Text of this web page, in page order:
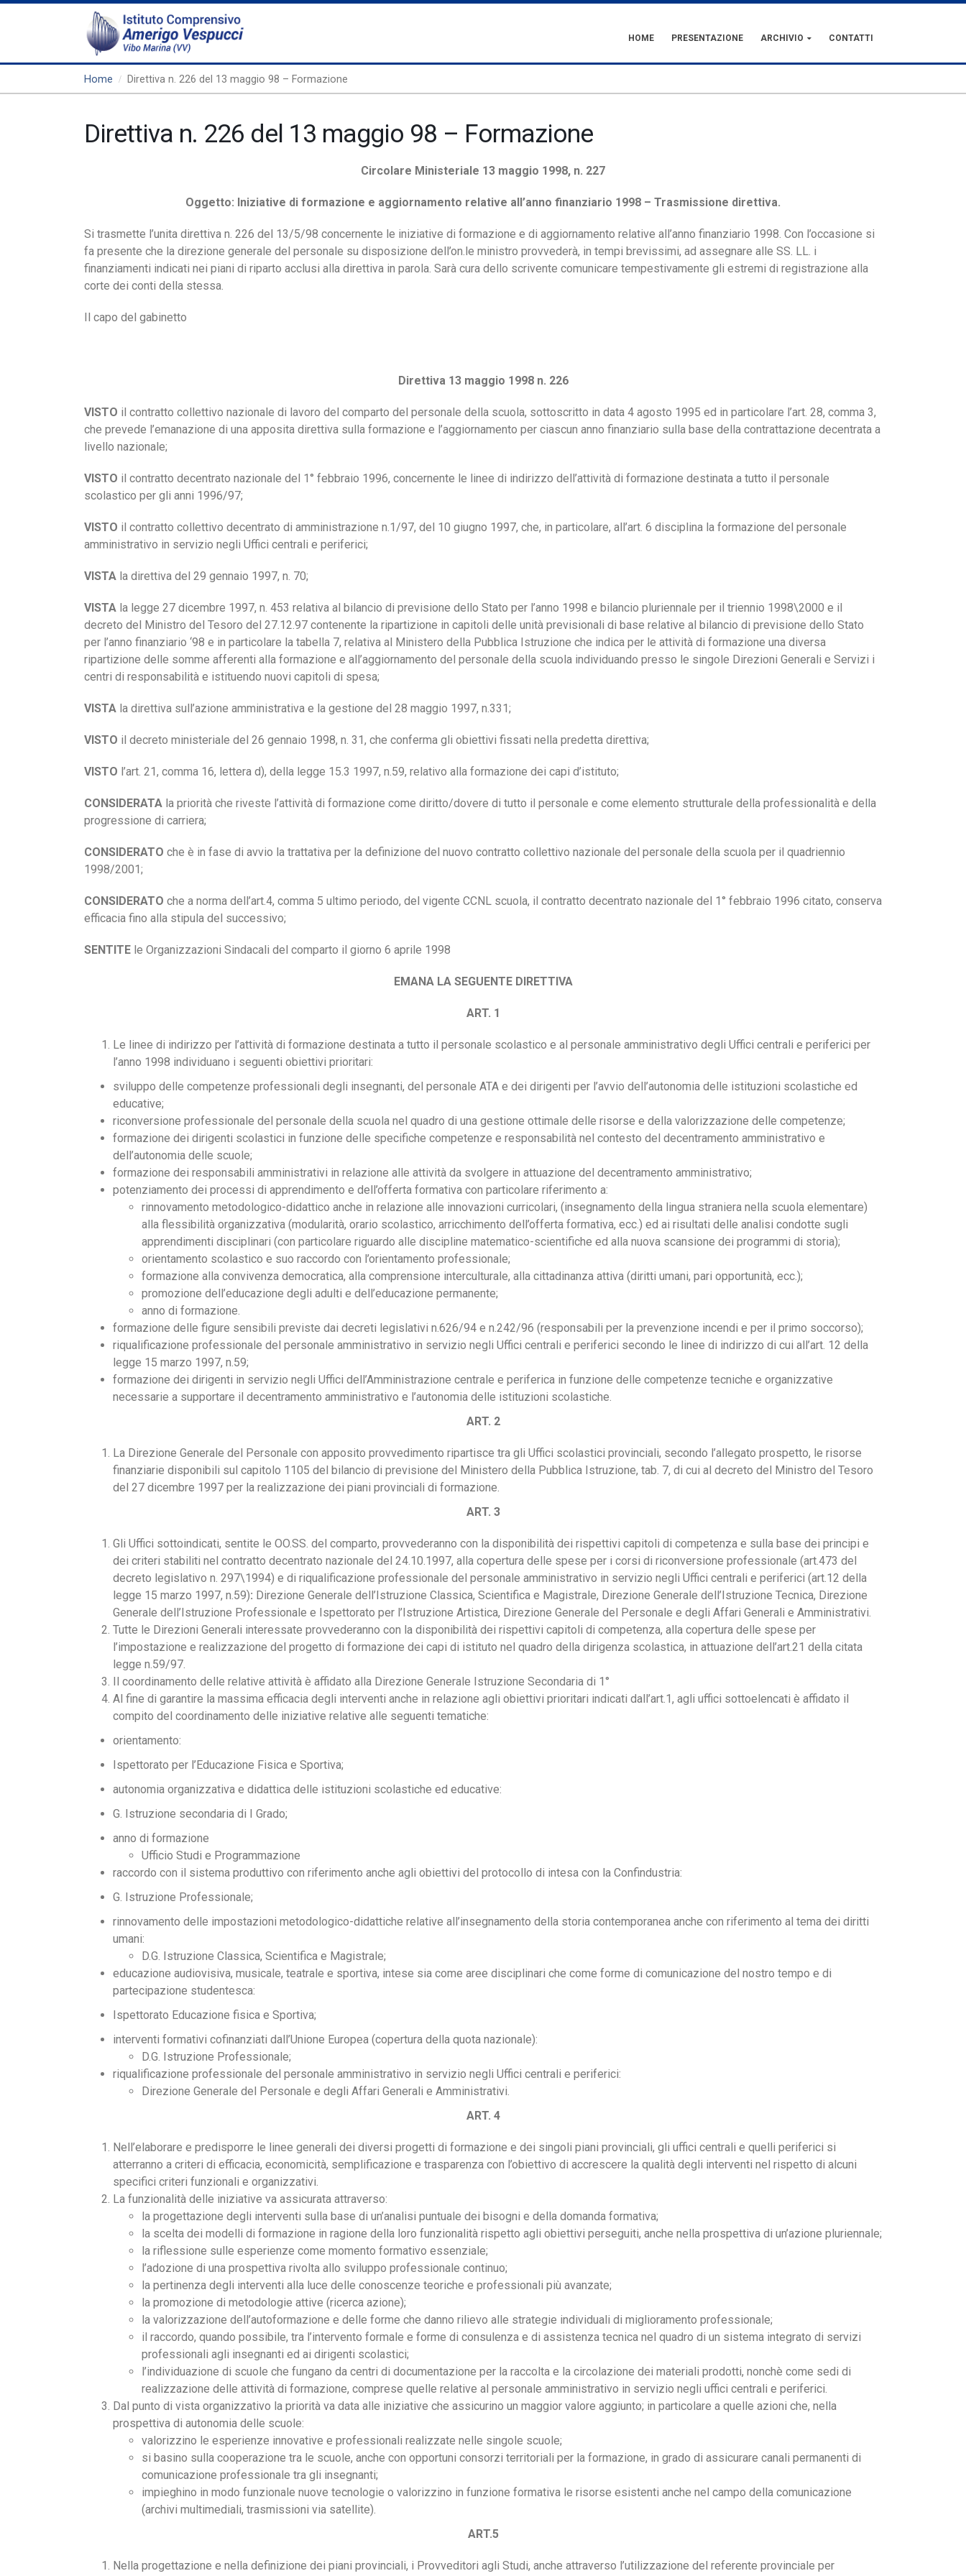
HOME PRESENTAZIONE ARCHIVIO CONTATTI
Home Direttiva n. 226 del 13 maggio 98 – Formazione
Direttiva n. 226 del 13 maggio 98 – Formazione
Circolare Ministeriale 13 maggio 1998, n. 227
Oggetto: Iniziative di formazione e aggiornamento relative all’anno finanziario 1998 – Trasmissione direttiva.
Si trasmette l’unita direttiva n. 226 del 13/5/98 concernente le iniziative di formazione e di aggiornamento relative all’anno finanziario 1998. Con l’occasione si
fa presente che la direzione generale del personale su disposizione dell’on.le ministro provvederà, in tempi brevissimi, ad assegnare alle SS. LL. i
finanziamenti indicati nei piani di riparto acclusi alla direttiva in parola. Sarà cura dello scrivente comunicare tempestivamente gli estremi di registrazione alla
corte dei conti della stessa.
Il capo del gabinetto
Direttiva 13 maggio 1998 n. 226
VISTO il contratto collettivo nazionale di lavoro del comparto del personale della scuola, sottoscritto in data 4 agosto 1995 ed in particolare l’art. 28, comma 3,
che prevede l’emanazione di una apposita direttiva sulla formazione e l’aggiornamento per ciascun anno finanziario sulla base della contrattazione decentrata a
livello nazionale;
VISTO il contratto decentrato nazionale del 1° febbraio 1996, concernente le linee di indirizzo dell’attività di formazione destinata a tutto il personale
scolastico per gli anni 1996/97;
VISTO il contratto collettivo decentrato di amministrazione n.1/97, del 10 giugno 1997, che, in particolare, all’art. 6 disciplina la formazione del personale
amministrativo in servizio negli Uffici centrali e periferici;
VISTA la direttiva del 29 gennaio 1997, n. 70;
VISTA la legge 27 dicembre 1997, n. 453 relativa al bilancio di previsione dello Stato per l’anno 1998 e bilancio pluriennale per il triennio 1998\2000 e il
decreto del Ministro del Tesoro del 27.12.97 contenente la ripartizione in capitoli delle unità previsionali di base relative al bilancio di previsione dello Stato
per l’anno finanziario ‘98 e in particolare la tabella 7, relativa al Ministero della Pubblica Istruzione che indica per le attività di formazione una diversa
ripartizione delle somme afferenti alla formazione e all’aggiornamento del personale della scuola individuando presso le singole Direzioni Generali e Servizi i
centri di responsabilità e istituendo nuovi capitoli di spesa;
VISTA la direttiva sull’azione amministrativa e la gestione del 28 maggio 1997, n.331;
VISTO il decreto ministeriale del 26 gennaio 1998, n. 31, che conferma gli obiettivi fissati nella predetta direttiva;
VISTO l’art. 21, comma 16, lettera d), della legge 15.3 1997, n.59, relativo alla formazione dei capi d’istituto;
CONSIDERATA la priorità che riveste l’attività di formazione come diritto/dovere di tutto il personale e come elemento strutturale della professionalità e della
progressione di carriera;
CONSIDERATO che è in fase di avvio la trattativa per la definizione del nuovo contratto collettivo nazionale del personale della scuola per il quadriennio
1998/2001;
CONSIDERATO che a norma dell’art.4, comma 5 ultimo periodo, del vigente CCNL scuola, il contratto decentrato nazionale del 1° febbraio 1996 citato, conserva
efficacia fino alla stipula del successivo;
SENTITE le Organizzazioni Sindacali del comparto il giorno 6 aprile 1998
EMANA LA SEGUENTE DIRETTIVA
ART. 1
Le linee di indirizzo per l’attività di formazione destinata a tutto il personale scolastico e al personale amministrativo degli Uffici centrali e periferici per
l’anno 1998 individuano i seguenti obiettivi prioritari:
sviluppo delle competenze professionali degli insegnanti, del personale ATA e dei dirigenti per l’avvio dell’autonomia delle istituzioni scolastiche ed
educative;
riconversione professionale del personale della scuola nel quadro di una gestione ottimale delle risorse e della valorizzazione delle competenze;
formazione dei dirigenti scolastici in funzione delle specifiche competenze e responsabilità nel contesto del decentramento amministrativo e
dell’autonomia delle scuole;
formazione dei responsabili amministrativi in relazione alle attività da svolgere in attuazione del decentramento amministrativo;
potenziamento dei processi di apprendimento e dell’offerta formativa con particolare riferimento a:
rinnovamento metodologico-didattico anche in relazione alle innovazioni curricolari, (insegnamento della lingua straniera nella scuola elementare)
alla flessibilità organizzativa (modularità, orario scolastico, arricchimento dell’offerta formativa, ecc.) ed ai risultati delle analisi condotte sugli
apprendimenti disciplinari (con particolare riguardo alle discipline matematico-scientifiche ed alla nuova scansione dei programmi di storia);
orientamento scolastico e suo raccordo con l’orientamento professionale;
formazione alla convivenza democratica, alla comprensione interculturale, alla cittadinanza attiva (diritti umani, pari opportunità, ecc.);
promozione dell’educazione degli adulti e dell’educazione permanente;
anno di formazione.
formazione delle figure sensibili previste dai decreti legislativi n.626/94 e n.242/96 (responsabili per la prevenzione incendi e per il primo soccorso);
riqualificazione professionale del personale amministrativo in servizio negli Uffici centrali e periferici secondo le linee di indirizzo di cui all’art. 12 della
legge 15 marzo 1997, n.59;
formazione dei dirigenti in servizio negli Uffici dell’Amministrazione centrale e periferica in funzione delle competenze tecniche e organizzative
necessarie a supportare il decentramento amministrativo e l’autonomia delle istituzioni scolastiche.
ART. 2
La Direzione Generale del Personale con apposito provvedimento ripartisce tra gli Uffici scolastici provinciali, secondo l’allegato prospetto, le risorse
finanziarie disponibili sul capitolo 1105 del bilancio di previsione del Ministero della Pubblica Istruzione, tab. 7, di cui al decreto del Ministro del Tesoro
del 27 dicembre 1997 per la realizzazione dei piani provinciali di formazione.
ART. 3
Gli Uffici sottoindicati, sentite le OO.SS. del comparto, provvederanno con la disponibilità dei rispettivi capitoli di competenza e sulla base dei principi e
dei criteri stabiliti nel contratto decentrato nazionale del 24.10.1997, alla copertura delle spese per i corsi di riconversione professionale (art.473 del
decreto legislativo n. 297\1994) e di riqualificazione professionale del personale amministrativo in servizio negli Uffici centrali e periferici (art.12 della
legge 15 marzo 1997, n.59): Direzione Generale dell’Istruzione Classica, Scientifica e Magistrale, Direzione Generale dell’Istruzione Tecnica, Direzione
Generale dell’Istruzione Professionale e Ispettorato per l’Istruzione Artistica, Direzione Generale del Personale e degli Affari Generali e Amministrativi.
Tutte le Direzioni Generali interessate provvederanno con la disponibilità dei rispettivi capitoli di competenza, alla copertura delle spese per
l’impostazione e realizzazione del progetto di formazione dei capi di istituto nel quadro della dirigenza scolastica, in attuazione dell’art.21 della citata
legge n.59/97.
Il coordinamento delle relative attività è affidato alla Direzione Generale Istruzione Secondaria di 1°
Al fine di garantire la massima efficacia degli interventi anche in relazione agli obiettivi prioritari indicati dall’art.1, agli uffici sottoelencati è affidato il
compito del coordinamento delle iniziative relative alle seguenti tematiche:
orientamento:
Ispettorato per l’Educazione Fisica e Sportiva;
autonomia organizzativa e didattica delle istituzioni scolastiche ed educative:
G. Istruzione secondaria di I Grado;
anno di formazione
Ufficio Studi e Programmazione
raccordo con il sistema produttivo con riferimento anche agli obiettivi del protocollo di intesa con la Confindustria:
G. Istruzione Professionale;
rinnovamento delle impostazioni metodologico-didattiche relative all’insegnamento della storia contemporanea anche con riferimento al tema dei diritti
umani:
D.G. Istruzione Classica, Scientifica e Magistrale;
educazione audiovisiva, musicale, teatrale e sportiva, intese sia come aree disciplinari che come forme di comunicazione del nostro tempo e di
partecipazione studentesca:
Ispettorato Educazione fisica e Sportiva;
interventi formativi cofinanziati dall’Unione Europea (copertura della quota nazionale):
D.G. Istruzione Professionale;
riqualificazione professionale del personale amministrativo in servizio negli Uffici centrali e periferici:
Direzione Generale del Personale e degli Affari Generali e Amministrativi.
ART. 4
Nell’elaborare e predisporre le linee generali dei diversi progetti di formazione e dei singoli piani provinciali, gli uffici centrali e quelli periferici si
atterranno a criteri di efficacia, economicità, semplificazione e trasparenza con l’obiettivo di accrescere la qualità degli interventi nel rispetto di alcuni
specifici criteri funzionali e organizzativi.
La funzionalità delle iniziative va assicurata attraverso:
la progettazione degli interventi sulla base di un’analisi puntuale dei bisogni e della domanda formativa;
la scelta dei modelli di formazione in ragione della loro funzionalità rispetto agli obiettivi perseguiti, anche nella prospettiva di un’azione pluriennale;
la riflessione sulle esperienze come momento formativo essenziale;
l’adozione di una prospettiva rivolta allo sviluppo professionale continuo;
la pertinenza degli interventi alla luce delle conoscenze teoriche e professionali più avanzate;
la promozione di metodologie attive (ricerca azione);
la valorizzazione dell’autoformazione e delle forme che danno rilievo alle strategie individuali di miglioramento professionale;
il raccordo, quando possibile, tra l’intervento formale e forme di consulenza e di assistenza tecnica nel quadro di un sistema integrato di servizi
professionali agli insegnanti ed ai dirigenti scolastici;
l’individuazione di scuole che fungano da centri di documentazione per la raccolta e la circolazione dei materiali prodotti, nonchè come sedi di
realizzazione delle attività di formazione, comprese quelle relative al personale amministrativo in servizio negli uffici centrali e periferici.
Dal punto di vista organizzativo la priorità va data alle iniziative che assicurino un maggior valore aggiunto; in particolare a quelle azioni che, nella
prospettiva di autonomia delle scuole:
valorizzino le esperienze innovative e professionali realizzate nelle singole scuole;
si basino sulla cooperazione tra le scuole, anche con opportuni consorzi territoriali per la formazione, in grado di assicurare canali permanenti di
comunicazione professionale tra gli insegnanti;
impieghino in modo funzionale nuove tecnologie o valorizzino in funzione formativa le risorse esistenti anche nel campo della comunicazione
(archivi multimediali, trasmissioni via satellite).
ART.5
Nella progettazione e nella definizione dei piani provinciali, i Provveditori agli Studi, anche attraverso l’utilizzazione del referente provinciale per